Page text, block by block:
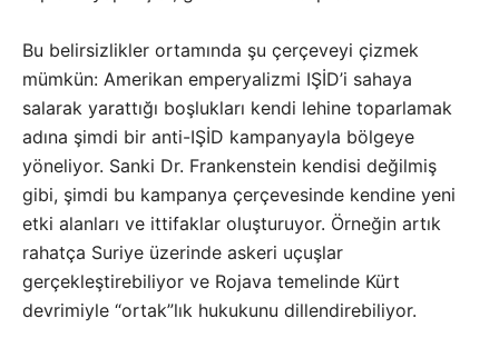
Bu belirsizlikler ortamında şu çerçeveyi çizmek
mümkün: Amerikan emperyalizmi IŞİD’i sahaya
salarak yarattığı boşlukları kendi lehine toparlamak
adına şimdi bir anti-IŞİD kampanyayla bölgeye
yöneliyor. Sanki Dr. Frankenstein kendisi değilmiş
gibi, şimdi bu kampanya çerçevesinde kendine yeni
etki alanları ve ittifaklar oluşturuyor. Örneğin artık
rahatça Suriye üzerinde askeri uçuşlar
gerçekleştirebiliyor ve Rojava temelinde Kürt
devrimiyle “ortak”lık hukukunu dillendirebiliyor.